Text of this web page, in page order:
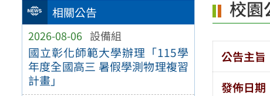
相關公告
2026-08-06 設備組
國立彰化師範大學辦理「115學
年度全國高三 暑假學測物理複習
計畫」
校園
公告主旨
發佈日期